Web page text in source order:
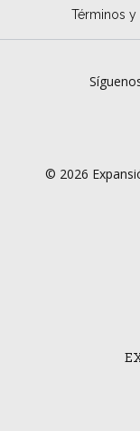
Términos
© 2026